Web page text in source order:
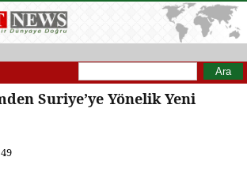
Arama formu
Ara
Suriye’ye Yönelik Yeni